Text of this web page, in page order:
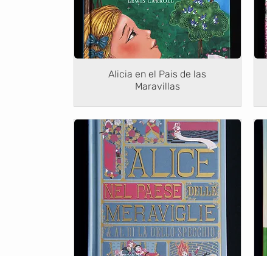
Alicia en el Pais de las
Maravillas